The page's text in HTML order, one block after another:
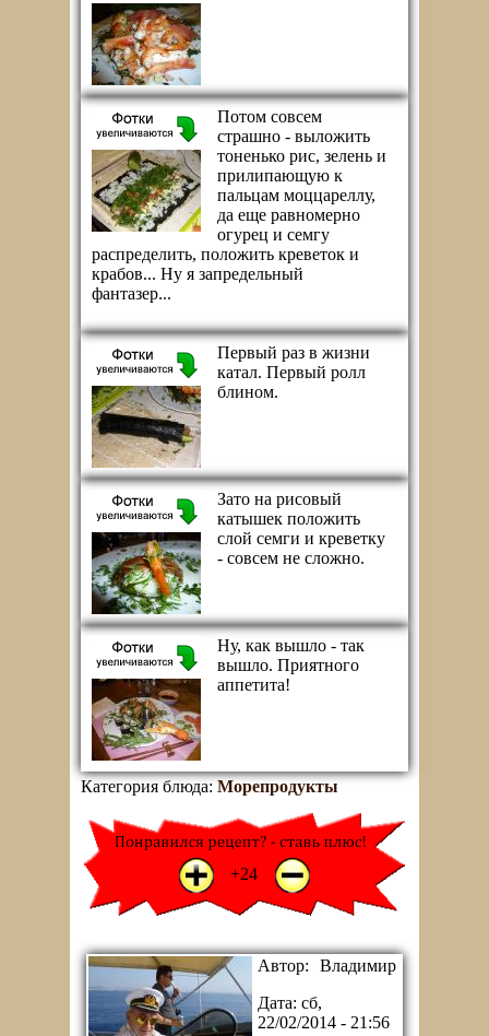
Потом совсем
страшно - выложить
тоненько рис, зелень и
прилипающую к
пальцам моццареллу,
да еще равномерно
огурец и семгу
распределить, положить креветок и
крабов... Ну я запредельный
фантазер...
Первый раз в жизни
катал. Первый ролл
блином.
Зато на рисовый
катышек положить
слой семги и креветку
- совсем не сложно.
Ну, как вышло - так
вышло. Приятного
аппетита!
Категория блюда: Морепродукты
+1
+24 -1
Автор:
Владимир
Дата: сб,
22/02/2014 - 21:56